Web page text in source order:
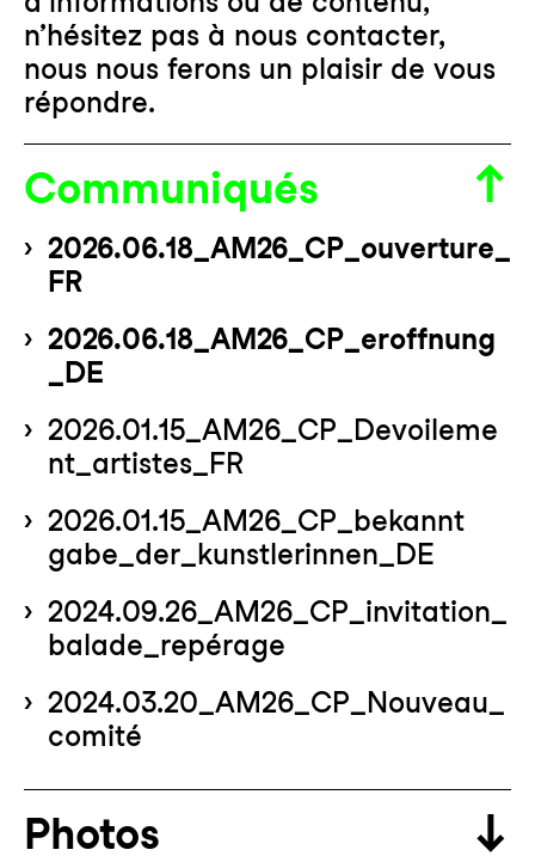
n’hésitez pas à nous contacter,
nous nous ferons un plaisir de vous
répondre.
Communiqués
2026.06.18_AM26_CP_ouverture_
FR
2026.06.18_AM26_CP_eroffnung
_DE
2026.01.15_AM26_CP_Devoileme
nt_artistes_FR
2026.01.15_AM26_CP_bekannt
gabe_der_kunstlerinnen_DE
2024.09.26_AM26_CP_invitation_
balade_repérage
2024.03.20_AM26_CP_Nouveau_
comité
Photos